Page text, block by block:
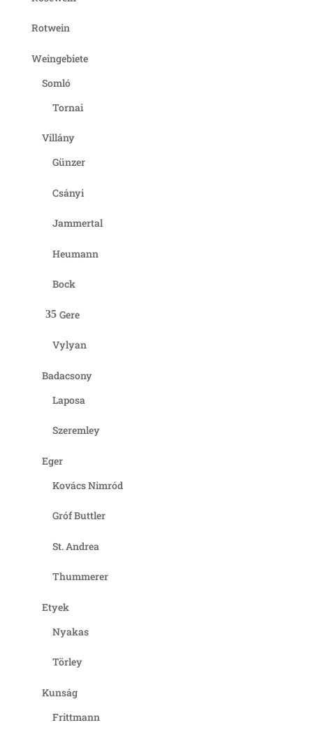
Rotwein
Weingebiete
Somló
Tornai
Villány
Günzer
Csányi
Jammertal
Heumann
Bock
Gere
Vylyan
Badacsony
Laposa
Szeremley
Eger
Kovács Nimród
Gróf Buttler
St. Andrea
Thummerer
Etyek
Nyakas
Törley
Kunság
Frittmann